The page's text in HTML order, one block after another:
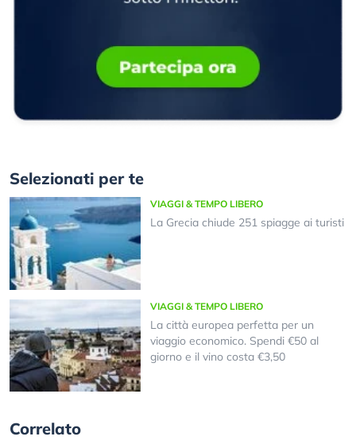
Selezionati per te
VIAGGI & TEMPO LIBERO
La Grecia chiude 251 spiagge ai turisti
VIAGGI & TEMPO LIBERO
La città europea perfetta per un
viaggio economico. Spendi €50 al
giorno e il vino costa €3,50
Correlato